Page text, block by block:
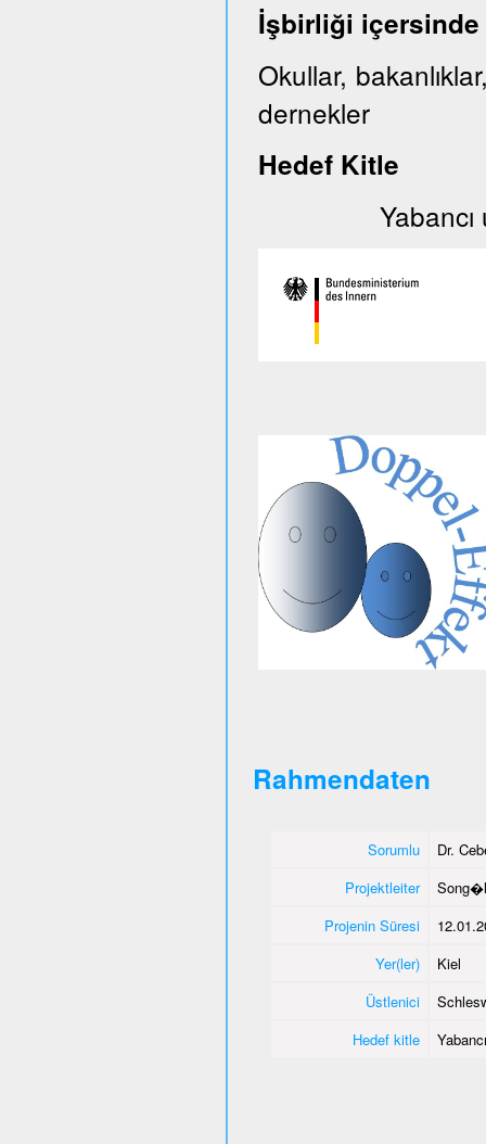
İşbirliği
Okullar,
dernekler
Hedef Kitle
Yabancı
Rahmendaten
Sorumlu
Dr.
Projektleiter
Projenin Süresi
Yer(ler)
Kiel
Üstlenici
Hedef kitle